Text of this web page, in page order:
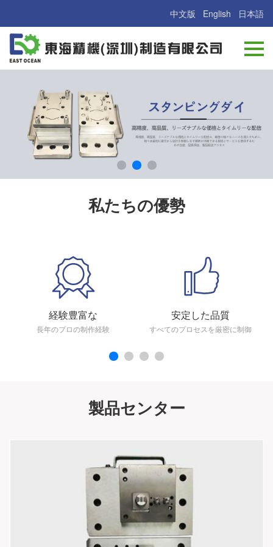
中文版 English 日本語
私たちの優勢
経験豊富な
長年のプロの制作経験
安定した品質
すべてのプロセスを厳密に制御
製品センター